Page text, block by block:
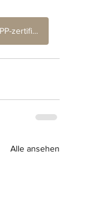
Alle Präventionskurse entdecken – ZPP-zertifiziert, von der Krankenkasse bezuschusst →
Alle ansehen